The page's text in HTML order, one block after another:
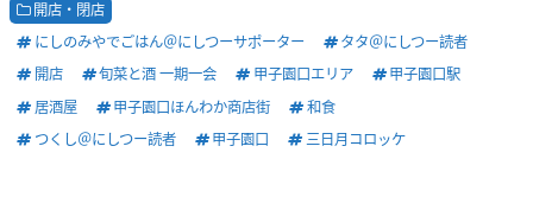
開店・閉店
にしのみやでごはん＠にしつーサポーター
タタ＠にしつー読者
開店
旬菜と酒 一期一会 甲子園口エリア
甲子園口駅
居酒屋
甲子園口ほんわか商店街
和食
つくし＠にしつー読者
甲子園口 三日月コロッケ